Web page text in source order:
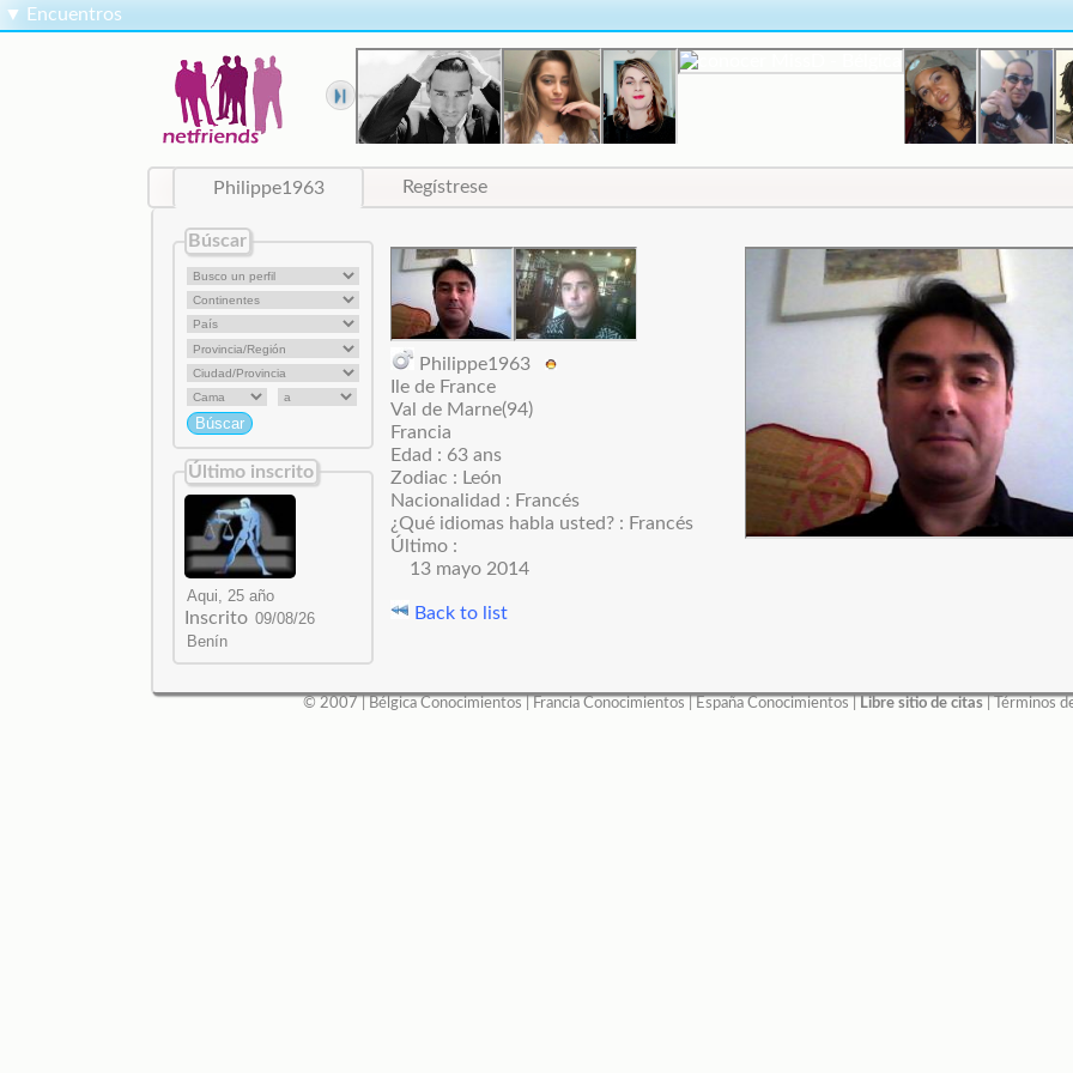
▼ Encuentros
Philippe1963 Regístrese
Búscar
Último inscrito
Inscrito
Philippe1963
Ile de France
Val de Marne(94)
Francia
Edad : 63 ans
Zodiac : León
Nacionalidad : Francés
¿Qué idiomas habla usted? : Francés
Último :
13 mayo 2014
Back to list
© 2007 | Bélgica Conocimientos Francia Conocimientos España Conocimientos Libre sitio de citas Términos